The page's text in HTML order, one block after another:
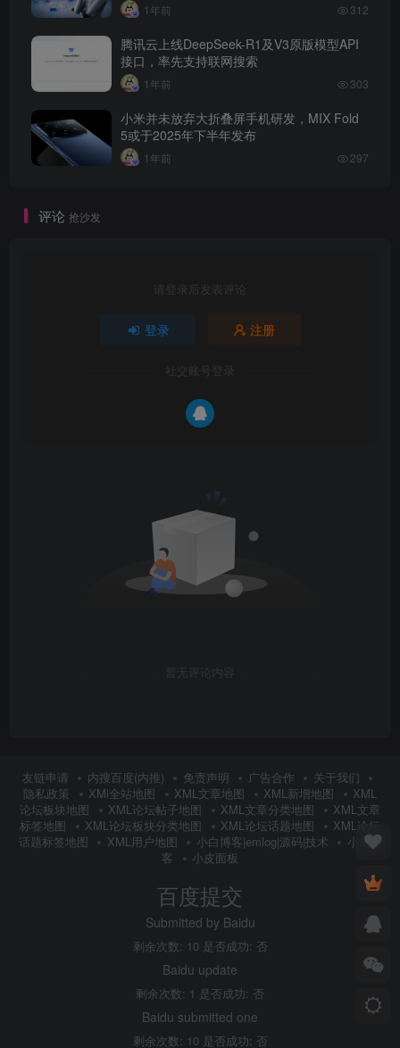
1年前 312
腾讯云上线DeepSeek-R1及V3原版模型API
接口，率先支持联网搜索
1年前 303
小米并未放弃大折叠屏手机研发，MIX Fold
5或于2025年下半年发布
1年前 297
评论 抢沙发
请登录后发表评论
登录 注册
社交账号登录
暂无评论内容
友链申请 内搜百度(内推) 免责声明 广告合作
关于我们
隐私政策
XMl全站地图 XML文章地图 XML新增地图
XML
论坛板块地图
XML论坛帖子地图 XML文章分类地图
XML文章
标签地图
XML论坛板块分类地图 XML论坛话题地图
XML论坛
话题标签地图
XML用户地图 小白博客|emlog|源码|技术
小弟博
客
小皮面板
百度提交
Submitted by Baidu
剩余次数: 10 是否成功: 否
Baidu update
剩余次数: 1 是否成功: 否
Baidu submitted one
剩余次数: 10 是否成功: 否